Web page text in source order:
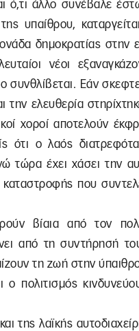
ό,τι άλλο συνέβαλε
υπαίθρου,
δημοκρατίας στην
νέοι
συνθλίβεται. Εάν
την ελευθερία
χοροί αποτελούν
ότι ο λαός
τώρα έχει χάσει την
που
βίαια από τον
από τη συντήρησή
τη ζωή στην
πολιτισμός
της λαϊκής